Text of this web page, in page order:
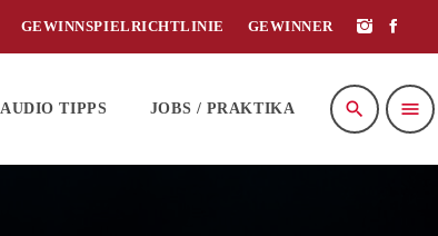
GEWINNSPIELRICHTLINIE GEWINNER
AUDIO TIPPS JOBS / PRAKTIKA search menu